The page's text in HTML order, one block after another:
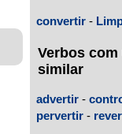
convertir -
Verbos
similar
advertir -
pervertir -